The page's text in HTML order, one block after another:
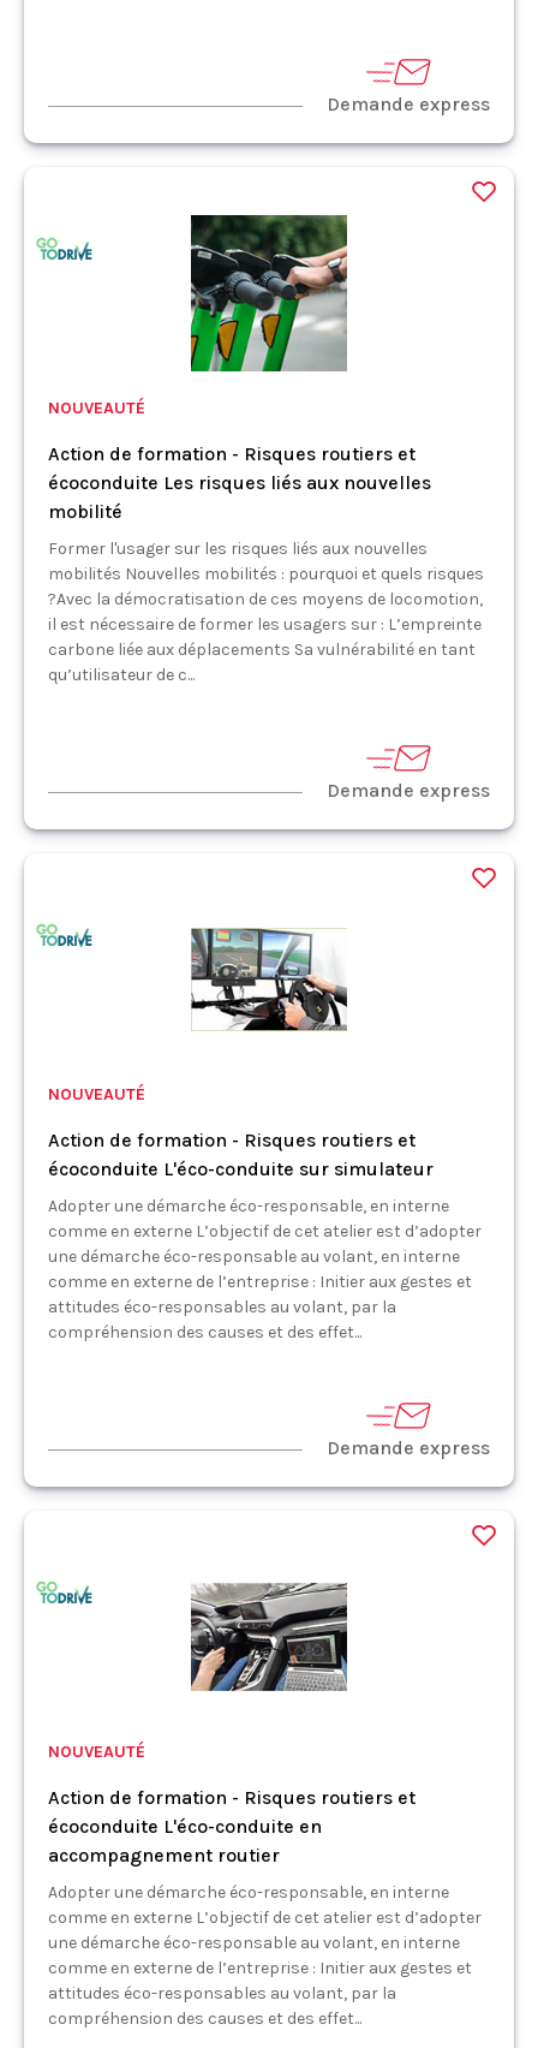
Demande express
NOUVEAUTÉ
Action de formation - Risques routiers et
écoconduite Les risques liés aux nouvelles
mobilité
Former l'usager sur les risques liés aux nouvelles
mobilités Nouvelles mobilités : pourquoi et quels risques
?Avec la démocratisation de ces moyens de locomotion,
il est nécessaire de former les usagers sur : L’empreinte
carbone liée aux déplacements Sa vulnérabilité en tant
qu’utilisateur de c...
Demande express
NOUVEAUTÉ
Action de formation - Risques routiers et
écoconduite L'éco-conduite sur simulateur
Adopter une démarche éco-responsable, en interne
comme en externe L’objectif de cet atelier est d’adopter
une démarche éco-responsable au volant, en interne
comme en externe de l’entreprise : Initier aux gestes et
attitudes éco-responsables au volant, par la
compréhension des causes et des effet...
Demande express
NOUVEAUTÉ
Action de formation - Risques routiers et
écoconduite L'éco-conduite en
accompagnement routier
Adopter une démarche éco-responsable, en interne
comme en externe L’objectif de cet atelier est d’adopter
une démarche éco-responsable au volant, en interne
comme en externe de l’entreprise : Initier aux gestes et
attitudes éco-responsables au volant, par la
compréhension des causes et des effet...